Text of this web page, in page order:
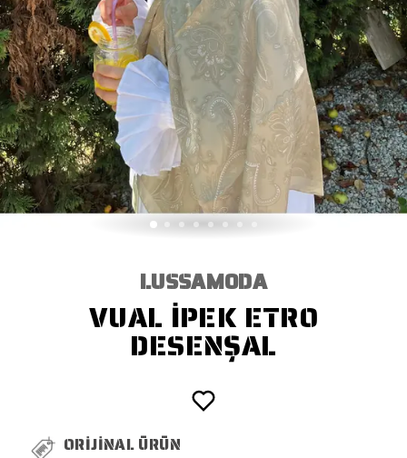
LUSSAMODA
VUAL İPEK ETRO
DESENŞAL
ORİJİNAL ÜRÜN